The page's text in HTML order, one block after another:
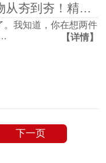
。我知道，你在想两件
【详情】
下一页